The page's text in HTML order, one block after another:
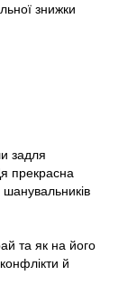
знижки
задля
прекрасна
та як на його
й